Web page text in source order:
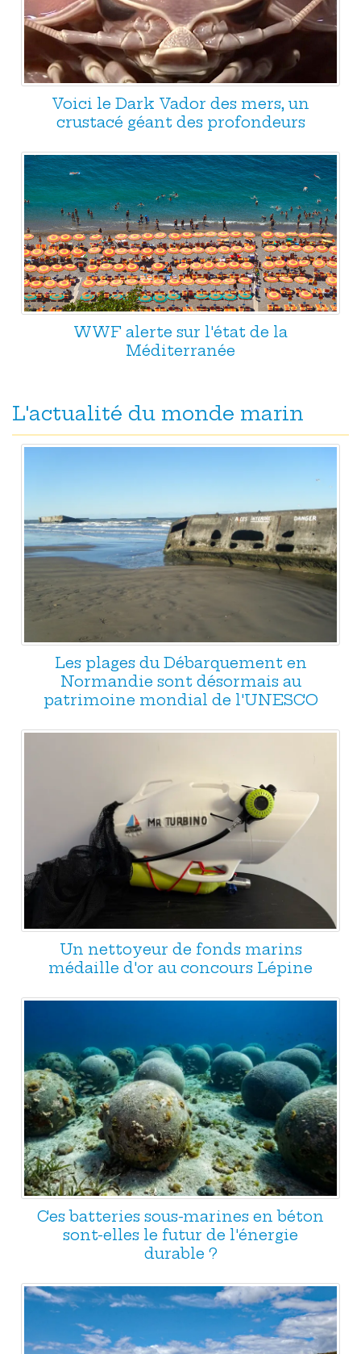
Voici le Dark Vador des mers, un
crustacé géant des profondeurs
WWF alerte sur l'état de la
Méditerranée
L'actualité du monde marin
Les plages du Débarquement en
Normandie sont désormais au
patrimoine mondial de l'UNESCO
Un nettoyeur de fonds marins
médaille d'or au concours Lépine
Ces batteries sous-marines en béton
sont-elles le futur de l'énergie
durable ?